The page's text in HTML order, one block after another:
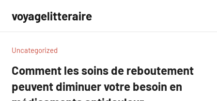
contenu
voyagelitteraire
Uncategorized
Comment les soins de reboutement
peuvent diminuer votre besoin en